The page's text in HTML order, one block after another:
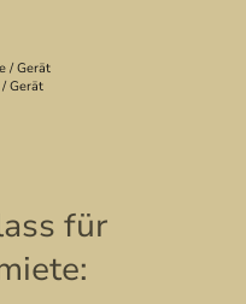
/ Gerät
Gerät
für